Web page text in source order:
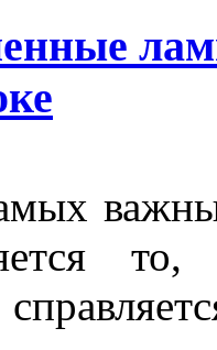
то,